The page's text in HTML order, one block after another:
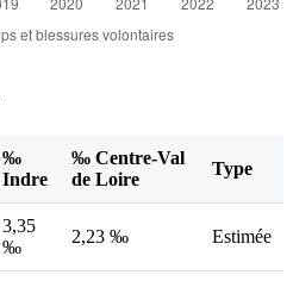
‰
Indre
‰ Centre-Val
de Loire
Type
3,35
‰
2,23 ‰ Estimée